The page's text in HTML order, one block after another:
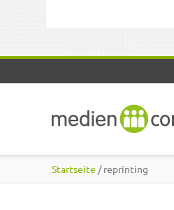
Startseite / reprinting